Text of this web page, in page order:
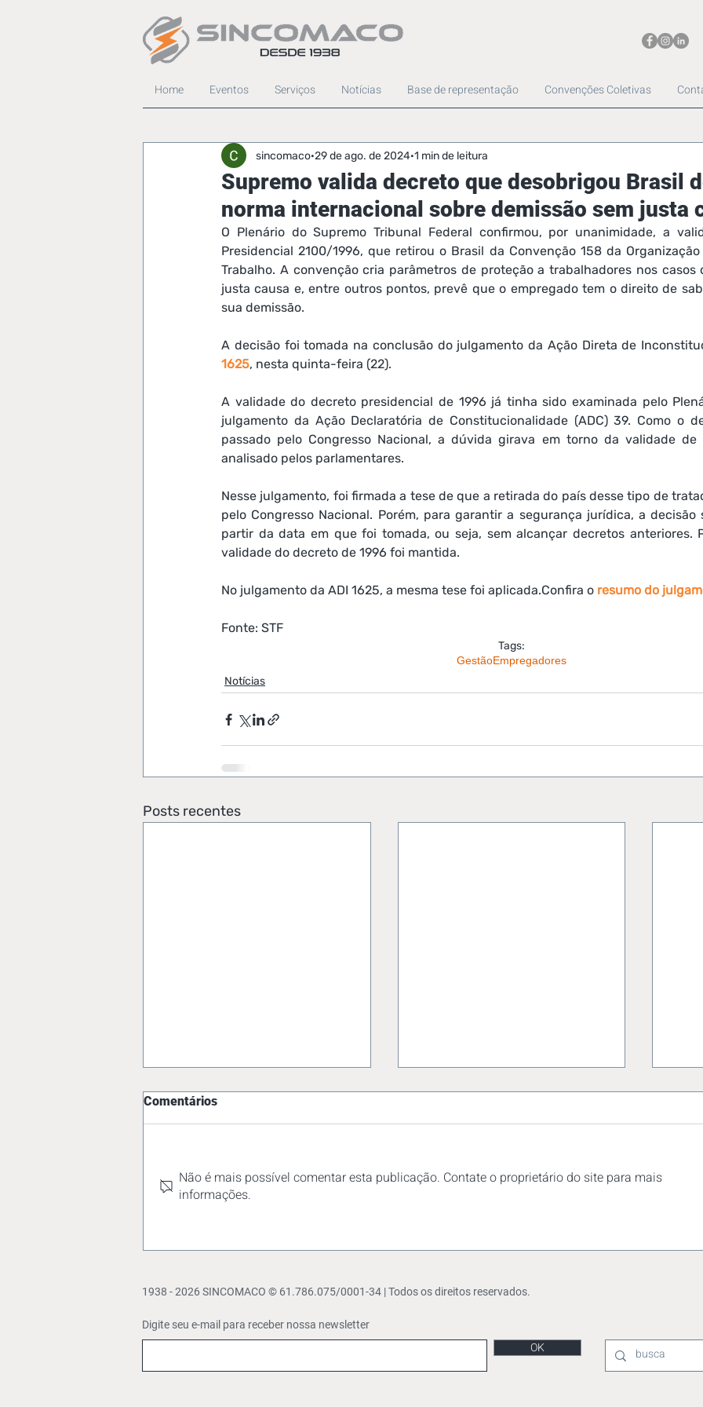
Home Eventos Serviços Notícias Base de representação Convenções Coletivas
Supremo valida decreto que desobrigou Brasil
norma internacional sobre demissão sem justa
sincomaco 29 de ago. de 2024 1 min de leitura
O Plenário do Supremo Tribunal Federal confirmou, por unanimidade, a
Presidencial 2100/1996, que retirou o Brasil da Convenção 158 da
Trabalho. A convenção cria parâmetros de proteção a trabalhadores nos casos
justa causa e, entre outros pontos, prevê que o empregado tem o direito de
sua demissão.
A decisão foi tomada na conclusão do julgamento da Ação Direta de
1625, nesta quinta-feira (22).
A validade do decreto presidencial de 1996 já tinha sido examinada pelo
julgamento da Ação Declaratória de Constitucionalidade (ADC) 39. Como o
passado pelo Congresso Nacional, a dúvida girava em torno da validade
analisado pelos parlamentares.
Nesse julgamento, foi firmada a tese de que a retirada do país desse tipo de
pelo Congresso Nacional. Porém, para garantir a segurança jurídica, a decisão
partir da data em que foi tomada, ou seja, sem alcançar decretos anteriores.
validade do decreto de 1996 foi mantida.
No julgamento da ADI 1625, a mesma tese foi aplicada.Confira o resumo do
Fonte: STF
Tags:
GestãoEmpregadores
Notícias
Posts recentes
devem observar novas regras
PERDEU SUA RAZÃO DE
Comentários
Não é mais possível comentar esta publicação. Contate o proprietário do site para mais
informações.
1938 - 2026 SINCOMACO © 61.786.075/0001-34 | Todos os direitos reservados.
Digite seu e-mail para receber nossa newsletter
OK